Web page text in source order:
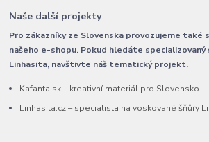
Naše další projekty
Pro zákazníky ze Slovenska provozujeme také
našeho e-shopu. Pokud hledáte
Linhasita, navštivte náš tematický projekt.
Kafanta.sk – kreativní materiál pro Slovensko
Linhasita.cz – specialista na voskované šňůry